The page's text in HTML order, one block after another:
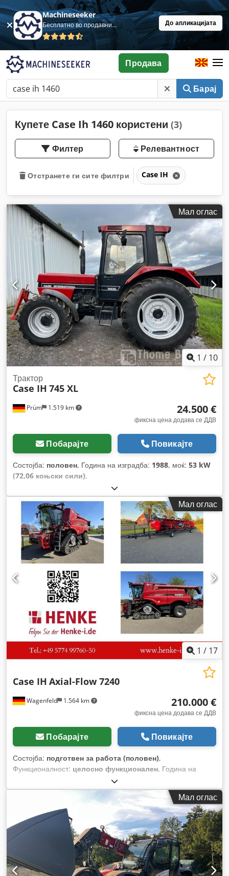
Machineseeker
Бесплатно во продавница До апликацијата
Барај
Продава
Купете Case Ih 1460 користени (3)
Филтер Релевантност
Отстранете ги сите филтри Case IH
Мал оглас
1 / 10
Prüm 1.519 km
Трактор
Case IH 745 XL
24.500 €
фиксна цена додава се ДДВ
Побарајте Повикајте
Состојба: половен, Година на изградба: 1988, моќ: 53 kW
(72,06 коњски сили),
Мал оглас
1 / 17
Wagenfeld 1.564 km
Case IH Axial-Flow 7240
210.000 €
фиксна цена додава се ДДВ
Побарајте Повикајте
Состојба: подготвен за работа (половен),
Функционалност: целосно функционален, Година на
, работни часови:
(497,62 коњски сили), тип на гориво:дизел, максимална
, прва регистрација:
, следен
преглед (TÜV):07/2026 , димензија на задна гума:500/85
R24, број на машина/возило:YHG233775, Опрема:кабина,
клима уред, косачка за силовина, осветлување,
приклучок за приколка,
Мал оглас